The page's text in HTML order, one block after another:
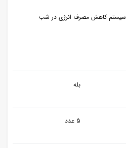
سیستم کاهش مصرف انرژی در شب
بله
5 عدد